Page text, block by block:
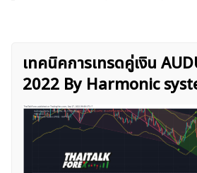
เทคนิคการเทรดคู่เงิน
2022 By Harmonic